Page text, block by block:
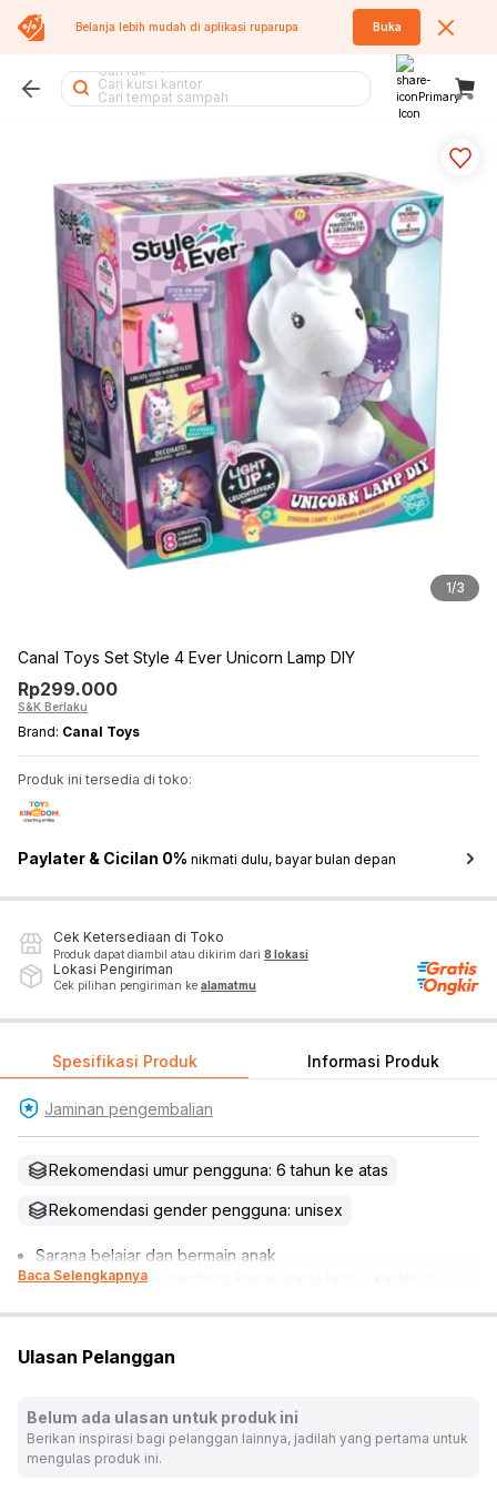
Belanja lebih mudah di aplikasi ruparupa Buka
Cari kasur
Cari rak besi
Cari meja belajar
Cari lemari besi
Cari lemari
Cari rak sepatu
Cari koper
Cari air purifier
Cari meja makan
Cari rak buku
Cari kursi
Cari sofa
Cari rak piring
Cari kursi lipat
Cari sofa bed
Cari tumbler
Cari tangga
1/3
Canal Toys Set Style 4 Ever Unicorn Lamp DIY
Rp299.000
S&K Berlaku
Brand: Canal Toys
Produk ini tersedia di toko:
Paylater & Cicilan 0% nikmati dulu, bayar bulan depan
Cek Ketersediaan di Toko
Produk dapat diambil atau dikirim dari 8 lokasi
Lokasi Pengiriman
Cek pilihan pengiriman ke alamatmu
Spesifikasi Produk Informasi Produk
Jaminan pengembalian
Rekomendasi umur pengguna: 6 tahun ke atas
Rekomendasi gender pengguna: unisex
Sarana belajar dan bermain anak
Set mainan untuk membuat kreasi pada lampu karakter
Melatih keterampilan kognitif, motorik, kreativitas, dan daya
imajinatif anak
atau referensi hadiah
*Tidak termasuk baterai
Isi set: 1 pc lampu unicorn, 45 pcs sticker, dan 4 pcs spidol
Baca Selengkapnya
Ulasan Pelanggan
Belum ada ulasan untuk produk ini
Berikan inspirasi bagi pelanggan lainnya, jadilah yang pertama untuk
mengulas produk ini.